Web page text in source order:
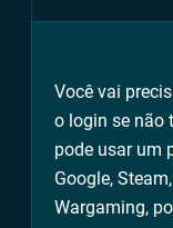
Você vai
o login se não
pode usar um
Google,
Wargaming,